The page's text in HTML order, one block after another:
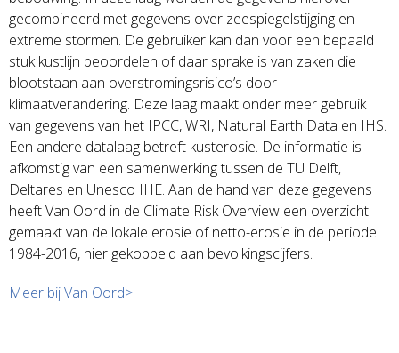
gecombineerd met gegevens over zeespiegelstijging en
extreme stormen. De gebruiker kan dan voor een bepaald
stuk kustlijn beoordelen of daar sprake is van zaken die
blootstaan aan overstromingsrisico’s door
klimaatverandering. Deze laag maakt onder meer gebruik
van gegevens van het IPCC, WRI, Natural Earth Data en IHS.
Een andere datalaag betreft kusterosie. De informatie is
afkomstig van een samenwerking tussen de TU Delft,
Deltares en Unesco IHE. Aan de hand van deze gegevens
heeft Van Oord in de Climate Risk Overview een overzicht
gemaakt van de lokale erosie of netto-erosie in de periode
1984-2016, hier gekoppeld aan bevolkingscijfers.
Meer bij Van Oord>